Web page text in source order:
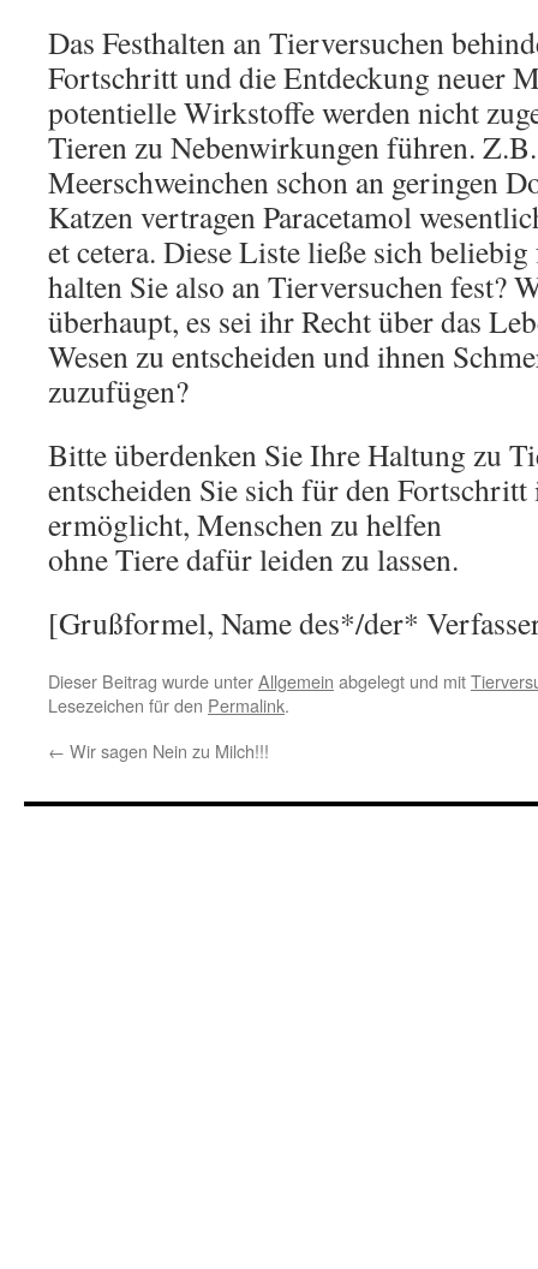
Das Festhalten an Tierversuchen
Fortschritt und die Entdeckung neuer
potentielle Wirkstoffe werden nicht
Tieren zu Nebenwirkungen führen.
Meerschweinchen schon an geringen
Katzen vertragen Paracetamol
et cetera. Diese Liste ließe sich
halten Sie also an Tierversuchen fest?
überhaupt, es sei ihr Recht über das
Wesen zu entscheiden und ihnen
zuzufügen?
Bitte überdenken Sie Ihre Haltung zu
entscheiden Sie sich für den Fortschritt
ermöglicht, Menschen zu helfen
ohne Tiere dafür leiden zu lassen.
[Grußformel, Name des*/der*
Dieser Beitrag wurde unterAllgemein abgelegt und mit
Lesezeichen für den Permalink.
← Wir sagen Nein zu Milch!!!